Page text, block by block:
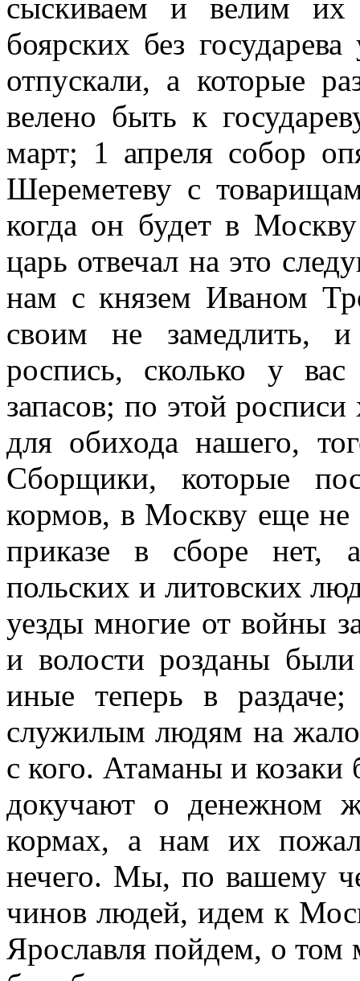
сыскиваем и велим их
боярских без
отпускали, а которые
велено быть к
март; 1 апреля собор
Шереметеву с
когда он будет в
царь отвечал на это
нам с князем Иваном
своим не замедлить,
роспись, сколько у
запасов; по этой
для обихода нашего,
Сборщики, которые
кормов, в Москву еще не
приказе в сборе нет,
польских и литовских
уезды многие от войны
и волости розданы
иные теперь в
служилым людям на
с кого. Атаманы и
докучают о денежном
кормах, а нам их
нечего. Мы, по вашему
чинов людей, идем к
Ярославля пойдем, о